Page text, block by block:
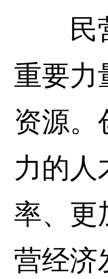
民营
重要力
资源。
力的人
率、更
营经济